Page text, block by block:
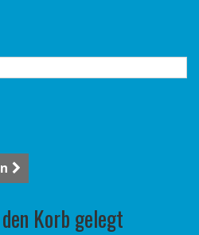
Korb gelegt